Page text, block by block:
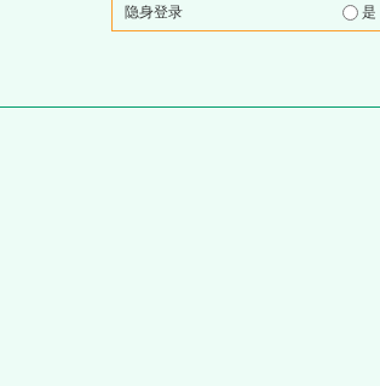
隐身登录